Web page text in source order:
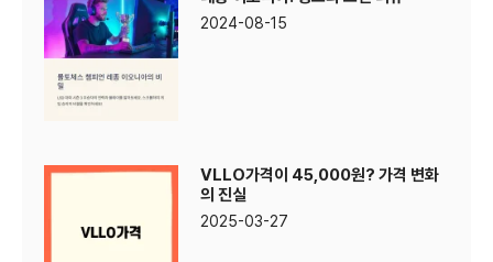
2024-08-15
VLLO가격이 45,000원? 가격 변화
의 진실
2025-03-27